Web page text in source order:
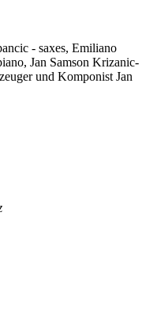
- saxes, Emiliano
Jan Samson Krizanic-
und Komponist Jan